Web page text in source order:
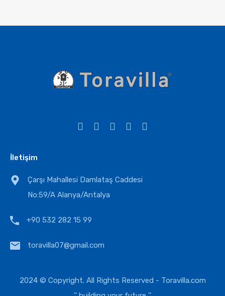
İletişim
Çarşı Mahallesi Damlataş Caddesi
No:59/A Alanya/Antalya
+90 532 282 15 99
toravilla07@gmail.com
2024 © Copyright. All Rights Reserved - Toravilla.com